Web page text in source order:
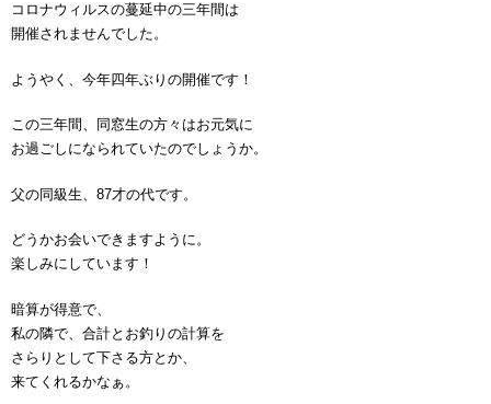
コロナウィルスの蔓延中の三年間は
開催されませんでした。
ようやく、今年四年ぶりの開催です！
この三年間、同窓生の方々はお元気に
お過ごしになられていたのでしょうか。
父の同級生、87才の代です。
どうかお会いできますように。
楽しみにしています！
暗算が得意で、
私の隣で、合計とお釣りの計算を
さらりとして下さる方とか、
来てくれるかなぁ。